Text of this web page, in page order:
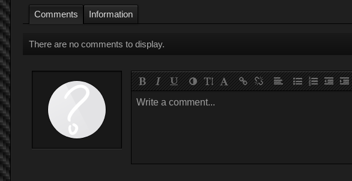
Comments Information
There are no comments to display.
Write a comment...